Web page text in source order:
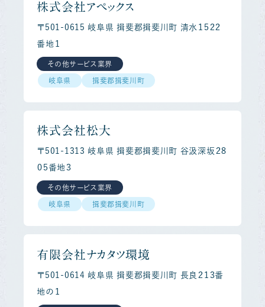
株式会社アペックス
〒501-0615 岐阜県 揖斐郡揖斐川町 清水１５２２
番地１
その他サービス業界
岐阜県 揖斐郡揖斐川町
株式会社松大
〒501-1313 岐阜県 揖斐郡揖斐川町 谷汲深坂２８
０５番地３
その他サービス業界
岐阜県 揖斐郡揖斐川町
有限会社ナカタツ環境
〒501-0614 岐阜県 揖斐郡揖斐川町 長良２１３番
地の１